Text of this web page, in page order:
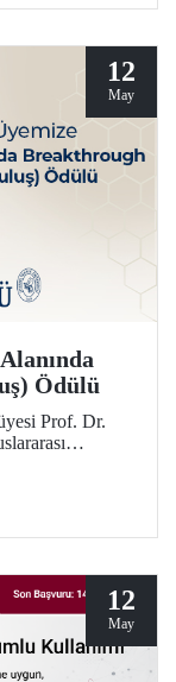
12
May
Ödülü
Prof. Dr.
layık görüldü.
12
May